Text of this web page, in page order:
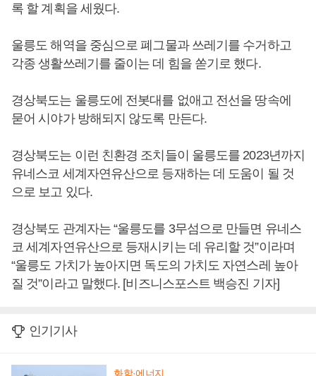
록 할 계획을 세웠다.
울릉도 해역을 중심으로 폐그물과 쓰레기를 수거하고
각종 생활쓰레기를 줄이는 데 힘을 쏟기로 했다.
경상북도는 울릉도에 전봇대를 없애고 전선을 땅속에
묻어 시야가 방해되지 않도록 만든다.
경상북도는 이런 친환경 조치들이 울릉도를 2023년까지
유네스코 세계자연유산으로 등재하는 데 도움이 될 것
으로 보고 있다.
경상북도 관계자는 “울릉도를 3무섬으로 만들면 유네스
코 세계자연유산으로 등재시키는 데 유리할 것”이라며
“울릉도 가치가 높아지면 독도의 가치도 자연스레 높아
질 것”이라고 말했다. [비즈니스포스트 백승진 기자]
인기기사
화학·에너지